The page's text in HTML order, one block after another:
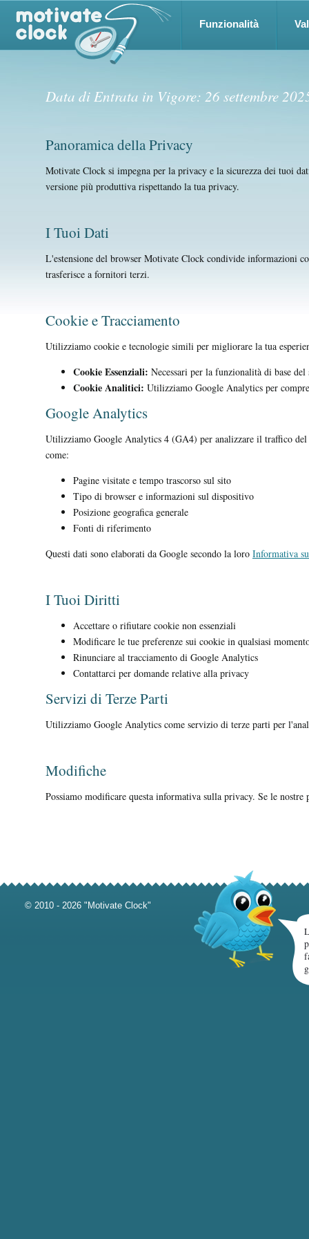
Funzionalità
Data di Entrata in Vigore: 26 settembre
Panoramica della Privacy
Motivate Clock si impegna per la privacy e la sicurezza dei tuoi
versione più produttiva rispettando la tua privacy.
I Tuoi Dati
L'estensione del browser Motivate Clock condivide informazioni
trasferisce a fornitori terzi.
Cookie e Tracciamento
Utilizziamo cookie e tecnologie simili per migliorare la tua
Cookie Essenziali: Necessari per la funzionalità di base
Cookie Analitici: Utilizziamo Google Analytics per
Google Analytics
Utilizziamo Google Analytics 4 (GA4) per analizzare il traffico
come:
Pagine visitate e tempo trascorso sul sito
Tipo di browser e informazioni sul dispositivo
Posizione geografica generale
Fonti di riferimento
Questi dati sono elaborati da Google secondo la loro Informativa
I Tuoi Diritti
Accettare o rifiutare cookie non essenziali
Modificare le tue preferenze sui cookie in qualsiasi
Rinunciare al tracciamento di Google Analytics
Contattarci per domande relative alla privacy
Servizi di Terze Parti
Utilizziamo Google Analytics come servizio di terze parti per
Modifiche
Possiamo modificare questa informativa sulla privacy. Se le
© 2010 - 2026 "Motivate Clock"